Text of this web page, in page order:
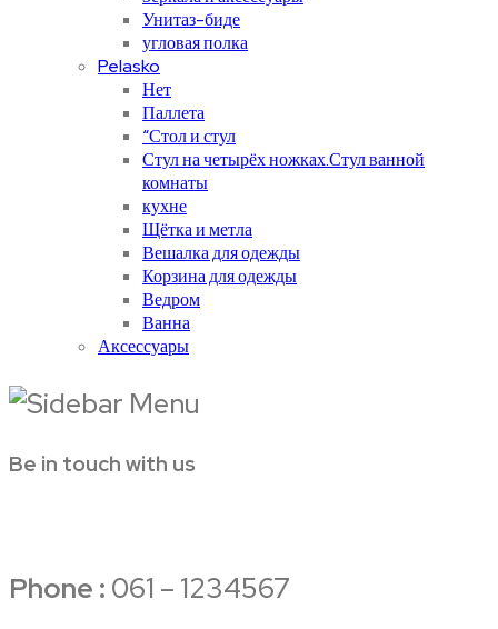
Унитаз-биде
угловая полка
Pelasko
Нет
Паллета
“Стол и стул
Стул на четырёх ножках.Стул ванной
комнаты
кухне
Щётка и метла
Вешалка для одежды
Корзина для одежды
Ведром
Ванна
Аксессуары
Be in touch with us
Phone : 061 – 1234567